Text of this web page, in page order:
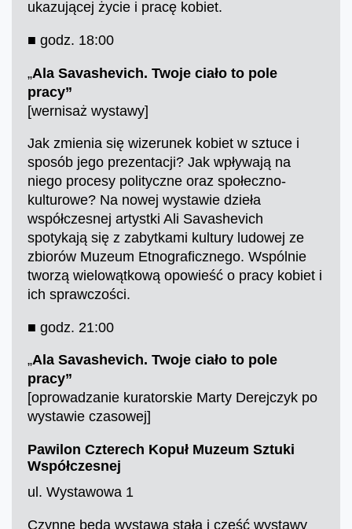
ukazującej życie i pracę kobiet.
■ godz. 18:00
„Ala Savashevich. Twoje ciało to pole
pracy”
[wernisaż wystawy]
Jak zmienia się wizerunek kobiet w sztuce i
sposób jego prezentacji? Jak wpływają na
niego procesy polityczne oraz społeczno-
kulturowe? Na nowej wystawie dzieła
współczesnej artystki Ali Savashevich
spotykają się z zabytkami kultury ludowej ze
zbiorów Muzeum Etnograficznego. Wspólnie
tworzą wielowątkową opowieść o pracy kobiet i
ich sprawczości.
■ godz. 21:00
„Ala Savashevich. Twoje ciało to pole
pracy”
[oprowadzanie kuratorskie Marty Derejczyk po
wystawie czasowej]
Pawilon Czterech Kopuł Muzeum Sztuki
Współczesnej
ul. Wystawowa 1
Czynne będą wystawa stała i część wystawy